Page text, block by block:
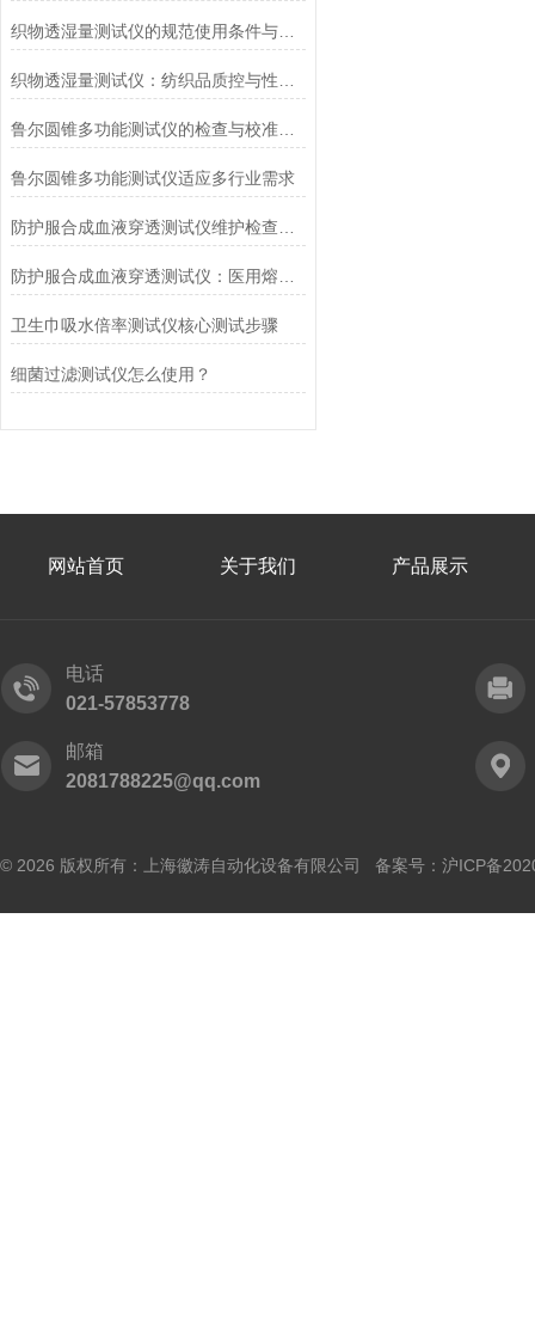
织物透湿量测试仪的规范使用条件与数据保障前提
鲁尔圆锥多功能测试仪的检查与校准流程
鲁尔圆锥多功能测试仪适应多行业需求
卫生巾吸水倍率测试仪核心测试步骤
细菌过滤测试仪怎么使用？
网站首页 关于我们 产品展示
电话
021-57853778
邮箱
2081788225@qq.com
© 2026 版权所有：上海徽涛自动化设备有限公司 备案号： 沪ICP备